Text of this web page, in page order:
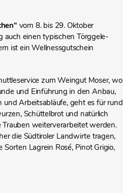
vom 8. bis 29. Oktober
auch einen typischen Törggele-
ist ein Wellnessgutschein
zum Weingut Moser, wo
und Einführung in den Anbau,
Arbeitsabläufe, geht es für rund
Schüttelbrot und natürlich
weiterverarbeitet werden.
die Südtiroler Landwirte tragen,
Lagrein Rosé, Pinot Grigio,